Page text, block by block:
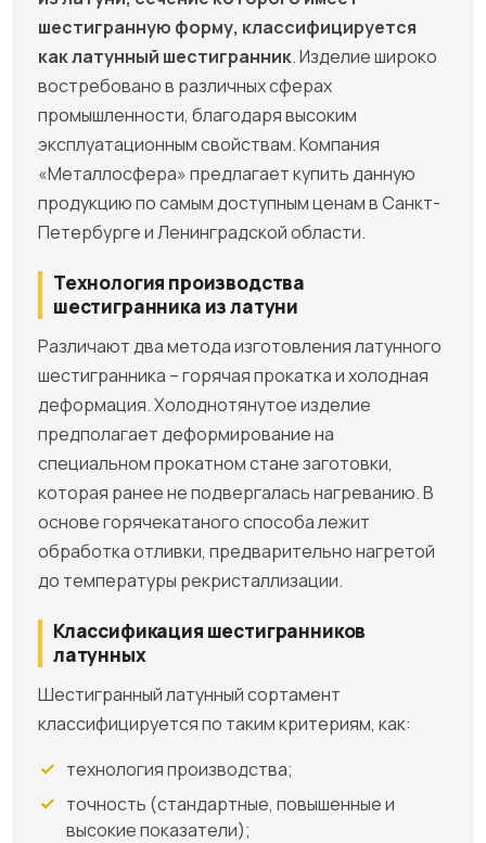
шестигранную форму, классифицируется
как латунный шестигранник. Изделие широко
востребовано в различных сферах
промышленности, благодаря высоким
эксплуатационным свойствам. Компания
«Металлосфера» предлагает купить данную
продукцию по самым доступным ценам в Санкт-
Петербурге и Ленинградской области.
Технология производства
шестигранника из латуни
Различают два метода изготовления латунного
шестигранника – горячая прокатка и холодная
деформация. Холоднотянутое изделие
предполагает деформирование на
специальном прокатном стане заготовки,
которая ранее не подвергалась нагреванию. В
основе горячекатаного способа лежит
обработка отливки, предварительно нагретой
до температуры рекристаллизации.
Классификация шестигранников
латунных
Шестигранный латунный сортамент
классифицируется по таким критериям, как:
технология производства;
точность (стандартные, повышенные и
высокие показатели);